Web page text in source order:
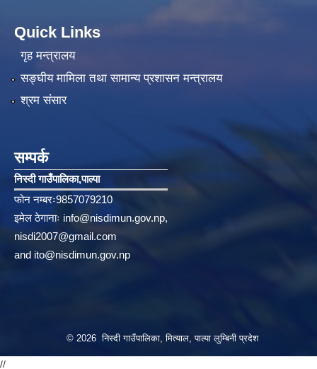
Quick Links
गृह मन्त्रालय
सङ्‍घीय मामिला तथा सामान्य प्रशासन मन्त्रालय
श्रम संसार
सम्पर्क
निस्दी गाउँपालिका‚पाल्पा
फोन नम्बरः9857079210
इमेल ठेगानाः info@nisdimun.gov.np,
nisdi2007@gmail.com
and ito@nisdimun.gov.np
© 2026 निस्दी गाउँपालिका, मित्याल, पाल्पा लुम्बिनी प्रदेश
//